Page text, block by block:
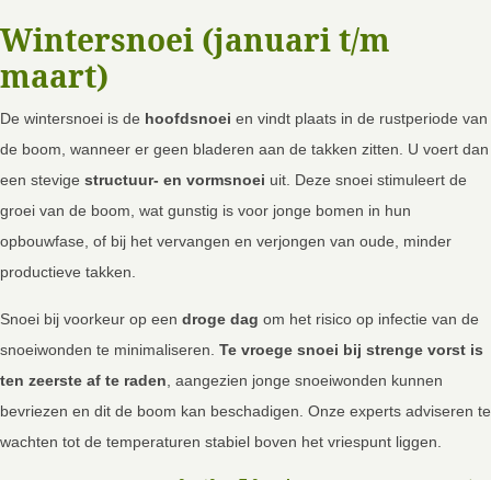
Wintersnoei (januari t/m
maart)
De wintersnoei is de hoofdsnoei en vindt plaats in de rustperiode van
de boom, wanneer er geen bladeren aan de takken zitten. U voert dan
een stevige structuur- en vormsnoei uit. Deze snoei stimuleert de
groei van de boom, wat gunstig is voor jonge bomen in hun
opbouwfase, of bij het vervangen en verjongen van oude, minder
productieve takken.
Snoei bij voorkeur op een droge dag om het risico op infectie van de
snoeiwonden te minimaliseren. Te vroege snoei bij strenge vorst is
ten zeerste af te raden , aangezien jonge snoeiwonden kunnen
bevriezen en dit de boom kan beschadigen. Onze experts adviseren te
wachten tot de temperaturen stabiel boven het vriespunt liggen.